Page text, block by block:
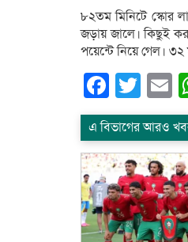
৮২তম মিনিটে স্কোর
জড়ায় জালে। কিছুই
পয়েন্টে নিয়ে গেল। ৩২
এ বিভাগের আরও